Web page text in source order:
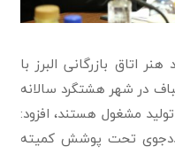
اتاق بازرگانی البرز با
در شهر هشتگرد سالانه
و به تولید مشغول هستند، افزود:
مددجوی تحت پوشش کمیته